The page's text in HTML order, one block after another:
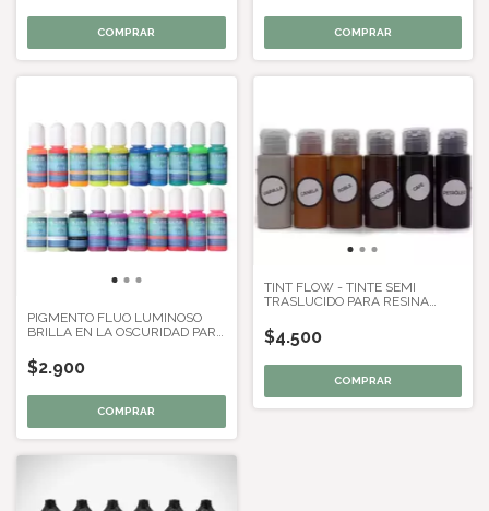
PIGMENTO FLUO LUMINOSO
BRILLA EN LA OSCURIDAD PARA
$2.900
COMPRAR
TINT FLOW - TINTE SEMI
TRASLUCIDO PARA RESINA
$4.500
COMPRAR